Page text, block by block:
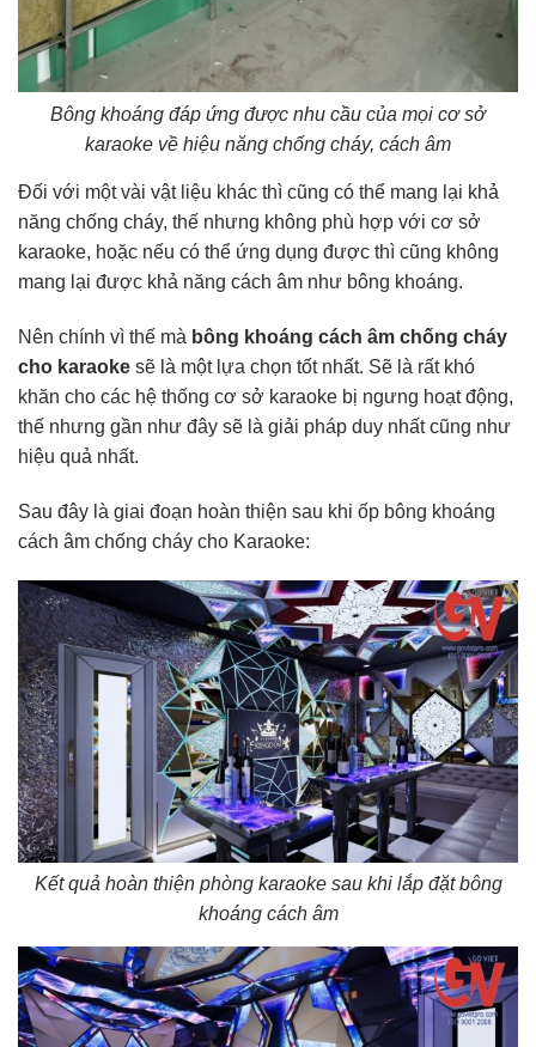
Bông khoáng đáp ứng được nhu cầu của mọi cơ sở
karaoke về hiệu năng chống cháy, cách âm
Đối với một vài vật liệu khác thì cũng có thể mang lại khả
năng chống cháy, thế nhưng không phù hợp với cơ sở
karaoke, hoặc nếu có thể ứng dụng được thì cũng không
mang lại được khả năng cách âm như bông khoáng.
Nên chính vì thế mà bông khoáng cách âm chống cháy
cho karaoke sẽ là một lựa chọn tốt nhất. Sẽ là rất khó
khăn cho các hệ thống cơ sở karaoke bị ngưng hoạt động,
thế nhưng gần như đây sẽ là giải pháp duy nhất cũng như
hiệu quả nhất.
Sau đây là giai đoạn hoàn thiện sau khi ốp bông khoáng
cách âm chống cháy cho Karaoke:
Kết quả hoàn thiện phòng karaoke sau khi lắp đặt bông
khoáng cách âm